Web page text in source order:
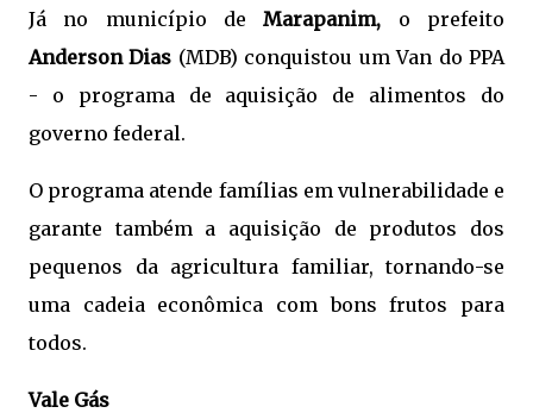
Já no município deMarapanim, o prefeito
Anderson Dias (MDB) conquistou um Van do PPA
- o programa de aquisição de alimentos do
governo federal.
O programa atende famílias em vulnerabilidade e
garante também a aquisição de produtos dos
pequenos da agricultura familiar, tornando-se
uma cadeia econômica com bons frutos para
todos.
Vale Gás